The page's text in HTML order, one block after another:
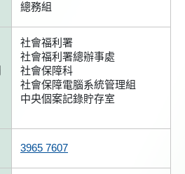
總務組
社會福利署
社會福利署總辦事處
社會保障科
社會保障電腦系統管理組
中央個案記錄貯存室
3965 7607